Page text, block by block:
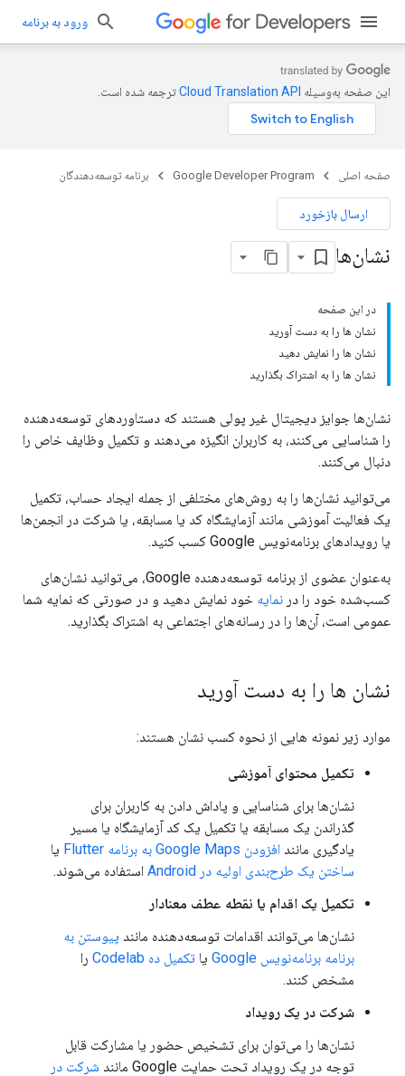
ورود به برنامه
این صفحه به‌وسیله ترجمه شده است.
صفحه اصلی Google Developer Program برنامه توسعه‌دهندگان
ارسال بازخورد
نشان‌ها
در این صفحه
نشان ها را به دست آورید
نشان ها را نمایش دهید
نشان ها را به اشتراک بگذارید
نشان‌ها جوایز دیجیتال غیر پولی هستند که دستاوردهای توسعه‌دهنده
را شناسایی می‌کنند، به کاربران انگیزه می‌دهند و تکمیل وظایف خاص را
دنبال می‌کنند.
می‌توانید نشان‌ها را به روش‌های مختلفی از جمله ایجاد حساب، تکمیل
یک فعالیت آموزشی مانند آزمایشگاه کد یا مسابقه، یا شرکت در انجمن‌ها
یا رویدادهای برنامه‌نویس Google کسب کنید.
به‌عنوان عضوی از برنامه توسعه‌دهنده Google، می‌توانید نشان‌های
کسب‌شده خود را در نمایه خود نمایش دهید و در صورتی که نمایه شما
عمومی است، آن‌ها را در رسانه‌های اجتماعی به اشتراک بگذارید.
نشان ها را به دست آورید
موارد زیر نمونه هایی از نحوه کسب نشان هستند:
تکمیل محتوای آموزشی
نشان‌ها برای شناسایی و پاداش دادن به کاربران برای
گذراندن یک مسابقه یا تکمیل یک کد آزمایشگاه یا مسیر
یادگیری مانند افزودن Google Maps به برنامه Flutter
یا
ساختن یک طرح‌بندی اولیه در Android
استفاده می‌شوند.
تکمیل یک اقدام یا نقطه عطف معنادار
نشان‌ها می‌توانند اقدامات توسعه‌دهنده مانند پیوستن به
برنامه برنامه‌نویس Google
یا تکمیل ده Codelab
را
مشخص کنند.
شرکت در یک رویداد
نشان‌ها را می‌توان برای تشخیص حضور یا مشارکت قابل
توجه در یک رویداد تحت حمایت Google مانند
شرکت در